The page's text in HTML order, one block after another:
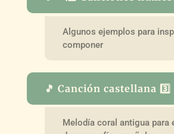
Algunos ejemplos para
componer
🎵 Canción castellana 3️⃣
Melodía coral antigua para